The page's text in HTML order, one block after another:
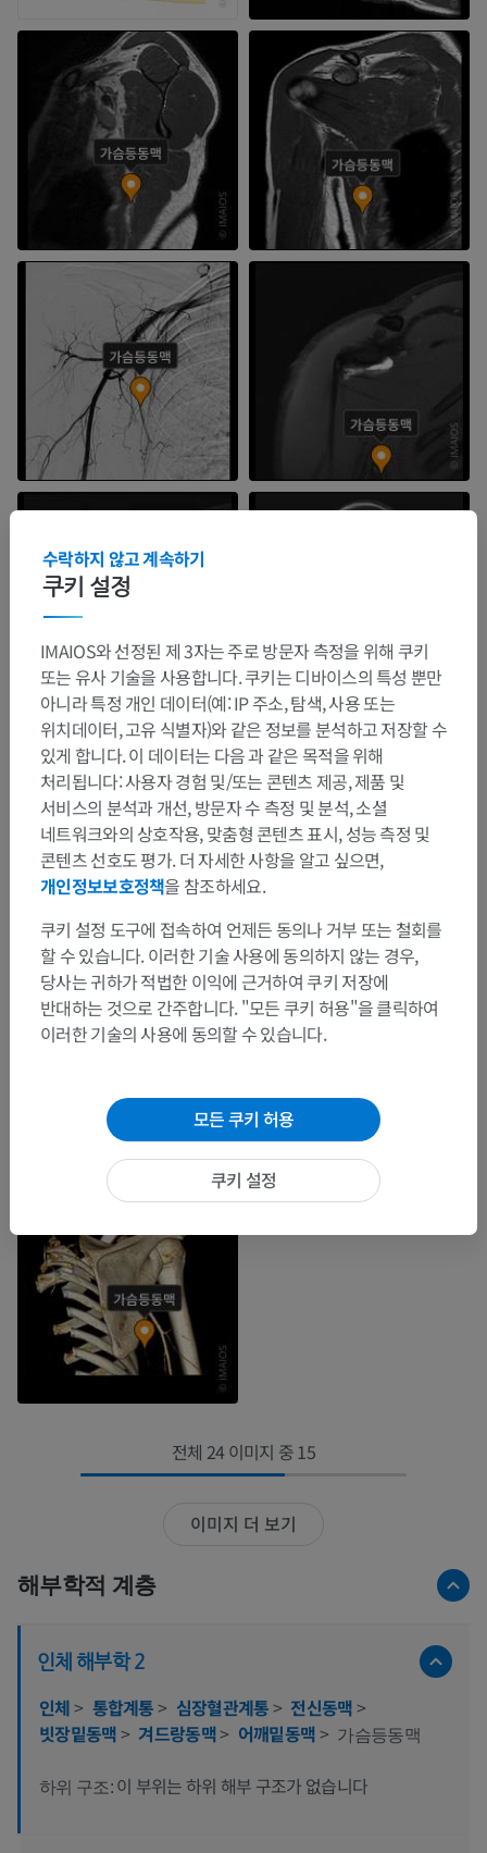
전체 24 이미지 중 15
이미지 더 보기
해부학적 계층
인체 해부학 2
인체> 통합계통> 심장혈관계통> 전신동맥>
빗장밑동맥> 겨드랑동맥> 어깨밑동맥> 가슴등동맥
하위 구조: 이 부위는 하위 해부 구조가 없습니다
쿠키 설정
수락하지 않고 계속하기
IMAIOS와 선정된 제 3자는 주로 방문자 측정을 위해 쿠키
또는 유사 기술을 사용합니다. 쿠키는 디바이스의 특성 뿐만
아니라 특정 개인 데이터(예: IP 주소, 탐색, 사용 또는
위치데이터, 고유 식별자)와 같은 정보를 분석하고 저장할 수
있게 합니다. 이 데이터는 다음 과 같은 목적을 위해
처리됩니다: 사용자 경험 및/또는 콘텐츠 제공, 제품 및
서비스의 분석과 개선, 방문자 수 측정 및 분석, 소셜
네트워크와의 상호작용, 맞춤형 콘텐츠 표시, 성능 측정 및
콘텐츠 선호도 평가. 더 자세한 사항을 알고 싶으면,
개인정보보호정책을 참조하세요.
쿠키 설정 도구에 접속하여 언제든 동의나 거부 또는 철회를
할 수 있습니다. 이러한 기술 사용에 동의하지 않는 경우,
당사는 귀하가 적법한 이익에 근거하여 쿠키 저장에
반대하는 것으로 간주합니다. "모든 쿠키 허용"을 클릭하여
이러한 기술의 사용에 동의할 수 있습니다.
모든 쿠키 허용
쿠키 설정